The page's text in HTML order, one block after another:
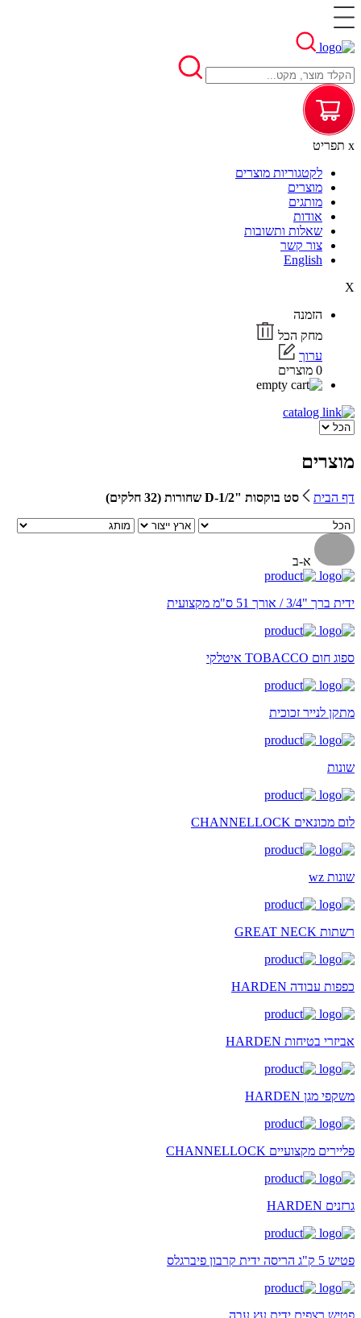
x תפריט
לקטגוריות מוצרים
מוצרים
מותגים
אודות
שאלות ותשובות
צור קשר
English
X
הזמנה
מחק הכל
ערוך
0 מוצרים
מוצרים
דף הבית סט בוקסות "1/2-D שחורות (32 חלקים)
א-ב
ידית ברך "3/4 / אורך 51 ס"מ מקצועית
ספוג חום TOBACCO איטלקי
מתקן לנייר זכוכית
שונות
לום מכונאים CHANNELLOCK
שונות wz
רשתות GREAT NECK
כפפות עבודה HARDEN
אביזרי בטיחות HARDEN
משקפי מגן HARDEN
פליירים מקצועיים CHANNELLOCK
גרזנים HARDEN
פטיש 5 ק"ג הריסה ידית קרבון פיברגלס
פטיש רצפים ידית עץ עבה